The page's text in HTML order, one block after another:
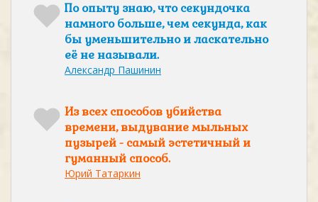
По опыту знаю, что секундочка
намного больше, чем секунда, как
бы уменьшительно и ласкательно
её не называли.
Александр Пашинин
Из всех способов убийства
времени, выдувание мыльных
пузырей - самый эстетичный и
гуманный способ.
Юрий Татаркин